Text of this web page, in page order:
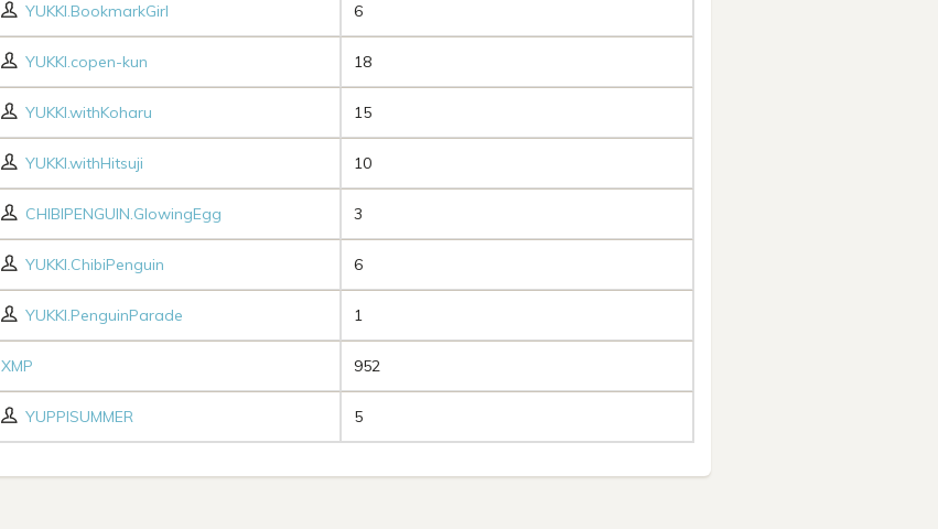
YUKKI.BookmarkGirl 6
YUKKI.copen-kun 18
YUKKI.withKoharu 15
YUKKI.withHitsuji 10
CHIBIPENGUIN.GlowingEgg 3
YUKKI.ChibiPenguin 6
YUKKI.PenguinParade 1
XMP 952
YUPPISUMMER 5